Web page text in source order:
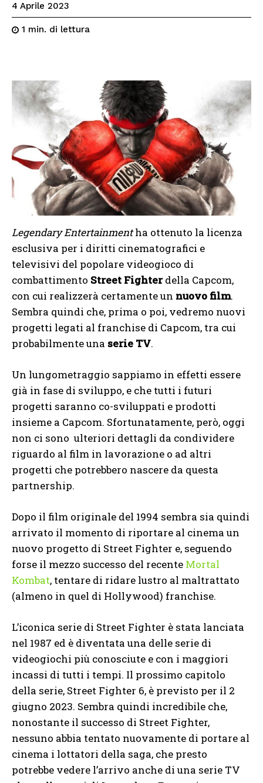
4 Aprile 2023
1 min. di lettura
Legendary Entertainmentha ottenuto la licenza
esclusiva per i diritti cinematografici e
televisivi del popolare videogioco di
combattimento Street Fighterdella Capcom,
con cui realizzerà certamente un nuovo film.
Sembra quindi che, prima o poi, vedremo nuovi
progetti legati al franchise di Capcom, tra cui
probabilmente una serie TV.
Un lungometraggio sappiamo in effetti essere
già in fase di sviluppo, e che tutti i futuri
progetti saranno co-sviluppati e prodotti
insieme a Capcom. Sfortunatamente, però, oggi
non ci sono ulteriori dettagli da condividere
riguardo al film in lavorazione o ad altri
progetti che potrebbero nascere da questa
partnership.
Dopo il film originale del 1994 sembra sia quindi
arrivato il momento di riportare al cinema un
nuovo progetto di Street Fighter e, seguendo
forse il mezzo successo del recente Mortal
Kombat, tentare di ridare lustro al maltrattato
(almeno in quel di Hollywood) franchise.
L’iconica serie di Street Fighter è stata lanciata
nel 1987 ed è diventata una delle serie di
videogiochi più conosciute e con i maggiori
incassi di tutti i tempi. Il prossimo capitolo
della serie, Street Fighter 6, è previsto per il 2
giugno 2023. Sembra quindi incredibile che,
nonostante il successo di Street Fighter,
nessuno abbia tentato nuovamente di portare al
cinema i lottatori della saga, che presto
potrebbe vedere l’arrivo anche di una serie TV